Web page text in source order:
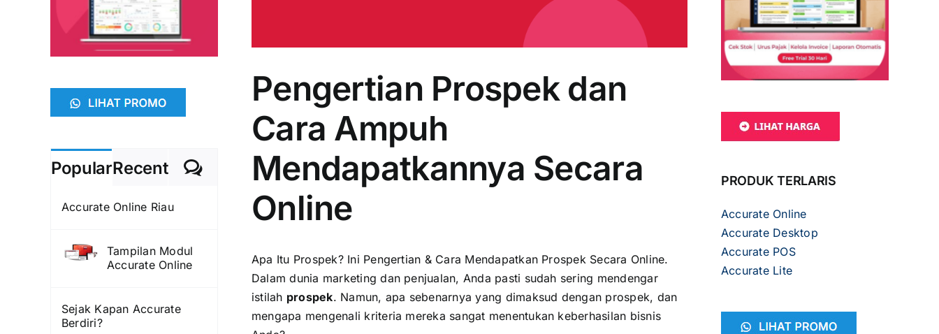
Pengertian Prospek dan
Cara Ampuh
Mendapatkannya Secara
Online
Apa Itu Prospek? Ini Pengertian & Cara Mendapatkan Prospek Secara Online.
Dalam dunia marketing dan penjualan, Anda pasti sudah sering mendengar
istilah prospek. Namun, apa sebenarnya yang dimaksud dengan prospek, dan
mengapa mengenali kriteria mereka sangat menentukan keberhasilan bisnis
PopularRecent Comments
Accurate Online Riau
Tampilan Modul
Accurate Online
Sejak Kapan Accurate
Berdiri?
PRODUK TERLARIS
Accurate Online
Accurate Desktop
Accurate POS
Accurate Lite